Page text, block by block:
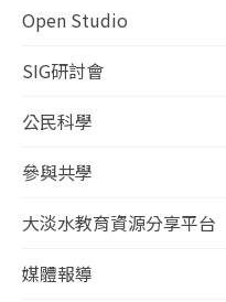
Open Studio
SIG研討會
公民科學
參與共學
大淡水教育資源分享平台
媒體報導